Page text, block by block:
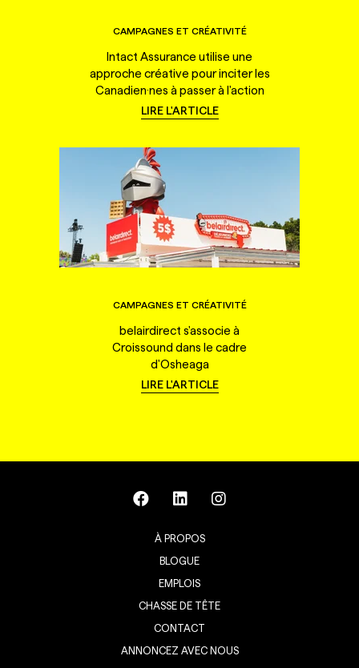
CAMPAGNES ET CRÉATIVITÉ
Intact Assurance utilise une
approche créative pour inciter les
Canadien·nes à passer à l'action
LIRE L'ARTICLE
CAMPAGNES ET CRÉATIVITÉ
belairdirect s'associe à
Croissound dans le cadre
d'Osheaga
LIRE L'ARTICLE
À PROPOS
BLOGUE
EMPLOIS
CHASSE DE TÊTE
CONTACT
ANNONCEZ AVEC NOUS